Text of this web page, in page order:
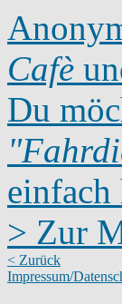
Cafè
Du
> Zur
< Zurück
Impressum/